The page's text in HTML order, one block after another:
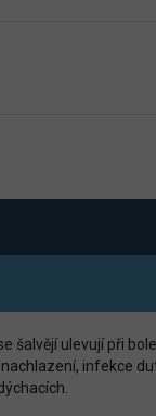
šalvějí ulevují při
infekce